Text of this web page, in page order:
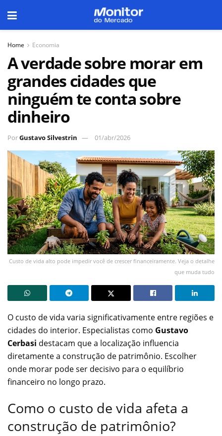
Home Economia
A verdade sobre morar em
grandes cidades que
ninguém te conta sobre
dinheiro
PorGustavo Silvestrin 01/abr/2026
Custo de vida alto pode impedir você de crescer financeiramente. Veja o detalhe
que muda tudo
O custo de vida varia significativamente entre regiões e
cidades do interior. Especialistas como Gustavo
Cerbasi destacam que a localização influencia
diretamente a construção de patrimônio. Escolher
onde morar pode ser decisivo para o equilíbrio
financeiro no longo prazo.
Como o custo de vida afeta a
construção de patrimônio?